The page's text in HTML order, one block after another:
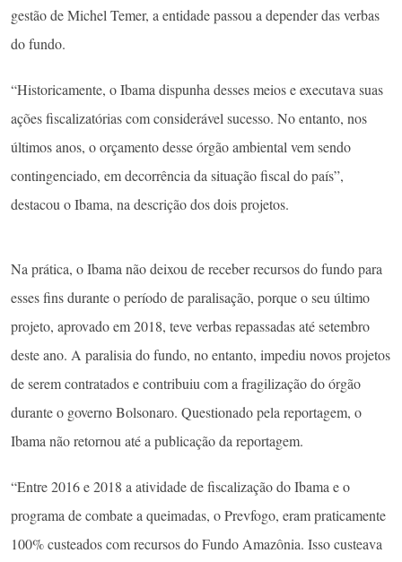
gestão de Michel Temer, a entidade passou a depender das verbas
do fundo.
“Historicamente, o Ibama dispunha desses meios e executava suas
ações fiscalizatórias com considerável sucesso. No entanto, nos
últimos anos, o orçamento desse órgão ambiental vem sendo
contingenciado, em decorrência da situação fiscal do país”,
destacou o Ibama, na descrição dos dois projetos.
Na prática, o Ibama não deixou de receber recursos do fundo para
esses fins durante o período de paralisação, porque o seu último
projeto, aprovado em 2018, teve verbas repassadas até setembro
deste ano. A paralisia do fundo, no entanto, impediu novos projetos
de serem contratados e contribuiu com a fragilização do órgão
durante o governo Bolsonaro. Questionado pela reportagem, o
Ibama não retornou até a publicação da reportagem.
“Entre 2016 e 2018 a atividade de fiscalização do Ibama e o
programa de combate a queimadas, o Prevfogo, eram praticamente
100% custeados com recursos do Fundo Amazônia. Isso custeava